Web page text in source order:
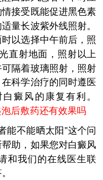
接受既能促进黑色素
量长波紫外线照射。
以选择中午前后，照
直射地面，照射以上
隔着玻璃照射，照射
科学治疗的同时遵医
癜风的康复有利。
后敷药还有效果吗
不能晒太阳”这个问
助，如果您对白癜风
和我们的在线医生联